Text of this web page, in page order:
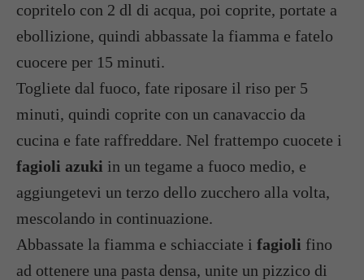
copritelo con 2 dl di acqua, poi coprite, portate a
ebollizione, quindi abbassate la fiamma e fatelo
cuocere per 15 minuti.
Togliete dal fuoco, fate riposare il riso per 5
minuti, quindi coprite con un canavaccio da
cucina e fate raffreddare. Nel frattempo cuocete i
fagioli azuki in un tegame a fuoco medio, e
aggiungetevi un terzo dello zucchero alla volta,
mescolando in continuazione.
Abbassate la fiamma e schiacciate i fagioli fino
ad ottenere una pasta densa, unite un pizzico di